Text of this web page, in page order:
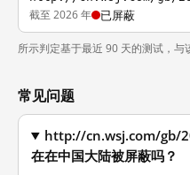
截至 2026 年 已屏蔽
所示判定基于最近 90 天的测试，与
常见问题
http://cn.wsj.com/gb/
在在中国大陆被屏蔽吗？